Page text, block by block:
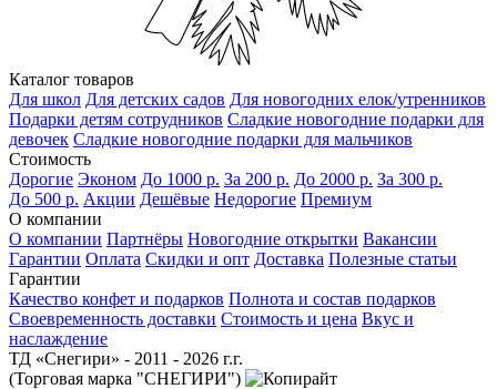
Каталог товаров
Для школ Для детских садов Для новогодних елок/утренников
Подарки детям сотрудников Сладкие новогодние подарки для
девочек Сладкие новогодние подарки для мальчиков
Стоимость
Дорогие Эконом До 1000 р. За 200 р. До 2000 р. За 300 р.
До 500 р. Акции Дешёвые Недорогие Премиум
О компании
О компании Партнёры Новогодние открытки Вакансии
Гарантии Оплата Скидки и опт Доставка Полезные статьи
Гарантии
Качество конфет и подарков Полнота и состав подарков
Своевременность доставки Стоимость и цена Вкус и
наслаждение
ТД «Снегири» - 2011 - 2026 г.г.
(Торговая марка "СНЕГИРИ")